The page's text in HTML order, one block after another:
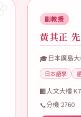
副教授
黃其正
🎓日本廣島
日本語學
🏢人文大樓
📞分機 2760